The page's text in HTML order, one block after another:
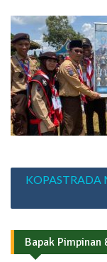
Navigasi
KOPASTRADA
Bapak Pimpinan